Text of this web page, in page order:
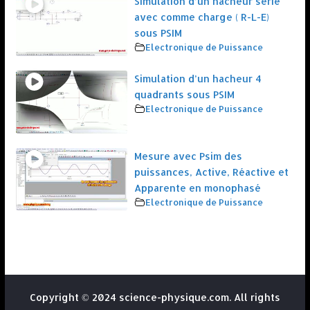
avec comme charge ( R-L-E)
sous PSIM
Electronique de Puissance
Simulation d’un hacheur 4
quadrants sous PSIM
Electronique de Puissance
Mesure avec Psim des
puissances, Active, Réactive et
Apparente en monophasé
Electronique de Puissance
Copyright © 2024 science-physique.com. All rights